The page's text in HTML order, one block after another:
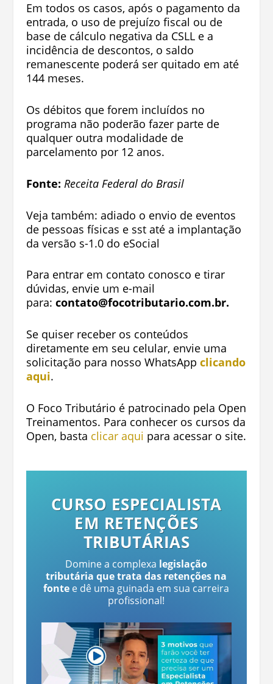
Em todos os casos, após o pagamento da
entrada, o uso de prejuízo fiscal ou de
base de cálculo negativa da CSLL e a
incidência de descontos, o saldo
remanescente poderá ser quitado em até
144 meses.
Os débitos que forem incluídos no
programa não poderão fazer parte de
qualquer outra modalidade de
parcelamento por 12 anos.
Fonte: Receita Federal do Brasil
Veja também: adiado o envio de eventos
de pessoas físicas e sst até a implantação
da versão s-1.0 do eSocial
Para entrar em contato conosco e tirar
dúvidas, envie um e-mail
para: contato@focotributario.com.br.
Se quiser receber os conteúdos
diretamente em seu celular, envie uma
solicitação para nosso WhatsApp clicando
aqui.
O Foco Tributário é patrocinado pela Open
Treinamentos. Para conhecer os cursos da
Open, basta clicar aqui para acessar o site.
CURSO ESPECIALISTA
EM RETENÇÕES
TRIBUTÁRIAS
Domine a complexa legislação
tributária que trata das retenções na
fonte e dê uma guinada em sua carreira
profissional!